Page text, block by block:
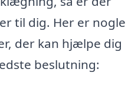
til dig. Her er nogle
der kan hjælpe dig
beslutning: